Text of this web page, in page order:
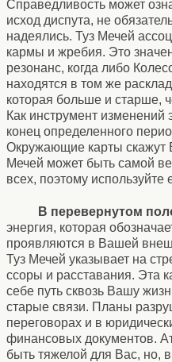
Справедливость может
исход диспута, не
надеялись. Туз Мечей
кармы и жребия. Это
резонанс, когда либо
находятся в том же
которая больше и старше,
Как инструмент изменений
конец определенного
Окружающие карты скажут
Мечей может быть самой
всех, поэтому используйте
В перевернутом
энергия, которая
проявляются в Вашей
Туз Мечей указывает на
ссоры и расставания. Эта
себе путь сквозь Вашу
старые связи. Планы
переговорах и в
финансовых документов.
быть тяжелой для Вас, но,